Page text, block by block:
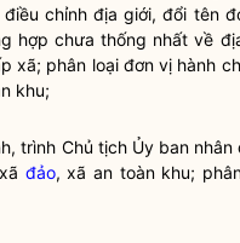
điều chỉnh địa giới, đổi tên
hợp chưa thống nhất về
xã; phân loại đơn vị hành
khu;
trình Chủ tịch Ủy ban nhân
đảo, xã an toàn khu;